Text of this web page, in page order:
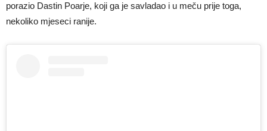
porazio Dastin Poarje, koji ga je savladao i u meču prije toga,
nekoliko mjeseci ranije.